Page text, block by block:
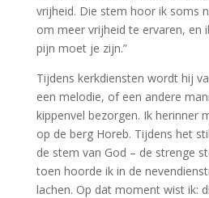
vrijheid. Die stem hoor ik soms
om meer vrijheid te ervaren, en
pijn moet je zijn.”
Tijdens kerkdiensten wordt hij
een melodie, of een andere
kippenvel bezorgen. Ik herinner
op de berg Horeb. Tijdens het
de stem van God – de strenge
toen hoorde ik in de
lachen. Op dat moment wist ik: